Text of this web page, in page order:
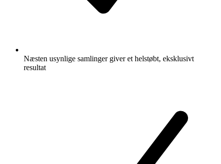
Næsten usynlige samlinger giver et helstøbt, eksklusivt
resultat